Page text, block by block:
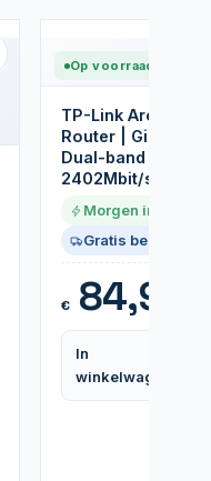
Op voorraad
TP-Link Archer
Router | Gigabit
Dual-band (2.4
2402Mbit/s
Morgen in huis
Gratis bezorgd
€84,95
In
winkelwagen